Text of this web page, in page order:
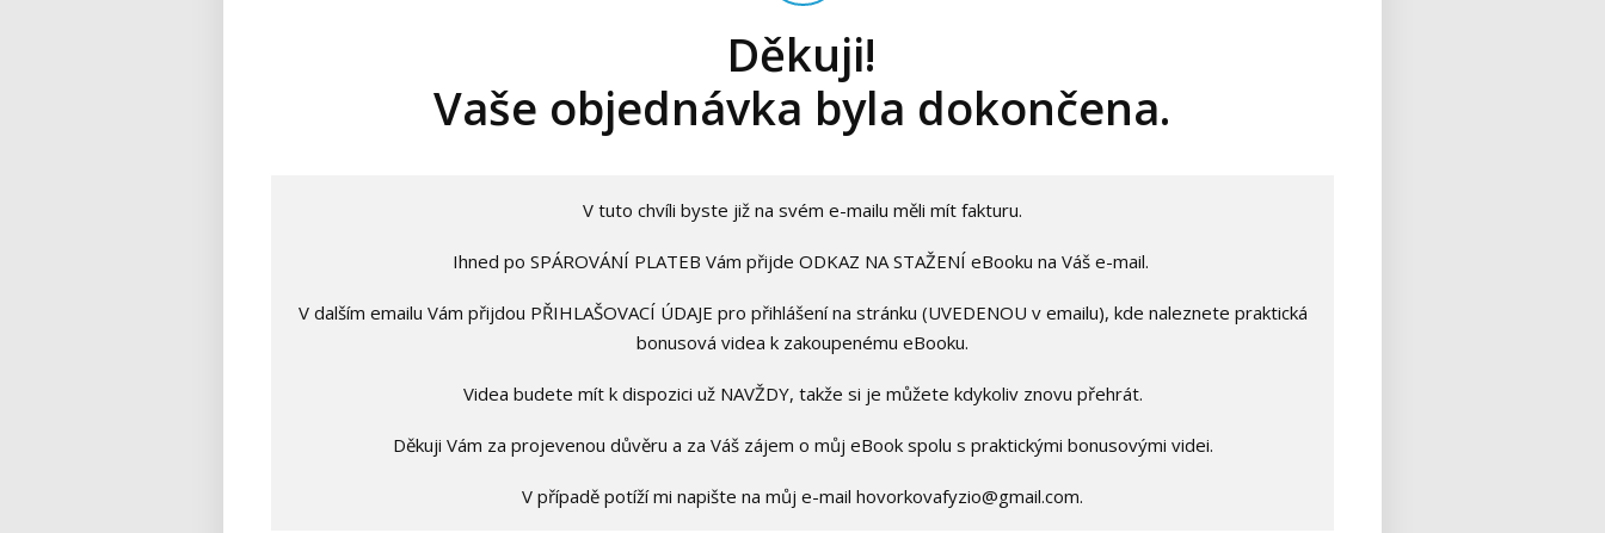
Děkuji!
Vaše objednávka byla dokončena.
V tuto chvíli byste již na svém e-mailu měli mít fakturu.
Ihned po SPÁROVÁNÍ PLATEB Vám přijde ODKAZ NA STAŽENÍ eBooku na Váš e-mail.
V dalším emailu Vám přijdou PŘIHLAŠOVACÍ ÚDAJE pro přihlášení na stránku (UVEDENOU v emailu), kde naleznete praktická
bonusová videa k zakoupenému eBooku.
Videa budete mít k dispozici už NAVŽDY, takže si je můžete kdykoliv znovu přehrát.
Děkuji Vám za projevenou důvěru a za Váš zájem o můj eBook spolu s praktickými bonusovými videi.
V případě potíží mi napište na můj e-mail hovorkovafyzio@gmail.com.